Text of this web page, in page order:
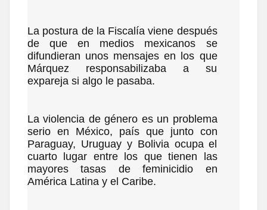
La postura de la Fiscalía viene después
de que en medios mexicanos se
difundieran unos mensajes en los que
Márquez responsabilizaba a su
expareja si algo le pasaba.
La violencia de género es un problema
serio en México, país que junto con
Paraguay, Uruguay y Bolivia ocupa el
cuarto lugar entre los que tienen las
mayores tasas de feminicidio en
América Latina y el Caribe.